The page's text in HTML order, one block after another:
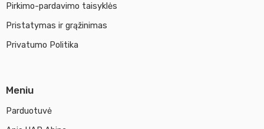
Pirkimo-pardavimo taisyklės
Pristatymas ir grąžinimas
Privatumo Politika
Meniu
Parduotuvė